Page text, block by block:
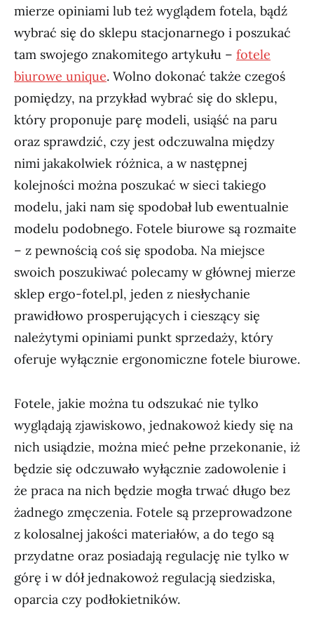
mierze opiniami lub też wyglądem fotela, bądź
wybrać się do sklepu stacjonarnego i poszukać
tam swojego znakomitego artykułu – fotele
biurowe unique. Wolno dokonać także czegoś
pomiędzy, na przykład wybrać się do sklepu,
który proponuje parę modeli, usiąść na paru
oraz sprawdzić, czy jest odczuwalna między
nimi jakakolwiek różnica, a w następnej
kolejności można poszukać w sieci takiego
modelu, jaki nam się spodobał lub ewentualnie
modelu podobnego. Fotele biurowe są rozmaite
– z pewnością coś się spodoba. Na miejsce
swoich poszukiwać polecamy w głównej mierze
sklep ergo-fotel.pl, jeden z niesłychanie
prawidłowo prosperujących i cieszący się
należytymi opiniami punkt sprzedaży, który
oferuje wyłącznie ergonomiczne fotele biurowe.
Fotele, jakie można tu odszukać nie tylko
wyglądają zjawiskowo, jednakowoż kiedy się na
nich usiądzie, można mieć pełne przekonanie, iż
będzie się odczuwało wyłącznie zadowolenie i
że praca na nich będzie mogła trwać długo bez
żadnego zmęczenia. Fotele są przeprowadzone
z kolosalnej jakości materiałów, a do tego są
przydatne oraz posiadają regulację nie tylko w
górę i w dół jednakowoż regulacją siedziska,
oparcia czy podłokietników.